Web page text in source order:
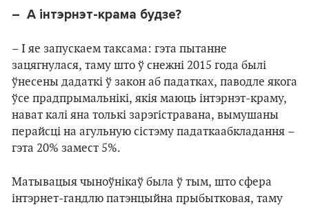
– А інтэрнэт-крама будзе?
– І яе запускаем таксама: гэта пытанне
зацягнулася, таму што ў снежні 2015 года былі
ўнесены дадаткі ў закон аб падатках, паводле якога
ўсе прадпрымальнікі, якія маюць інтэрнэт-краму,
нават калі яна толькі зарэгістравана, вымушаны
перайсці на агульную сістэму падаткаабкладання –
гэта 20% замест 5%.
Матывацыя чыноўнікаў была ў тым, што сфера
інтэрнет-гандлю патэнцыйна прыбытковая, таму